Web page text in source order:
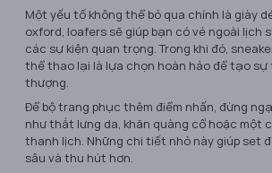
Một yếu tố không thể bỏ qua chính là giày
oxford, loafers sẽ giúp bạn có vẻ ngoài lịch
các sự kiện quan trọng. Trong khi đó,
thể thao lại là lựa chọn hoàn hảo để tạo
thượng.
Để bộ trang phục thêm điểm nhấn, đừng
như thắt lưng da, khăn quàng cổ hoặc một
thanh lịch. Những chi tiết nhỏ này giúp set
sâu và thu hút hơn.